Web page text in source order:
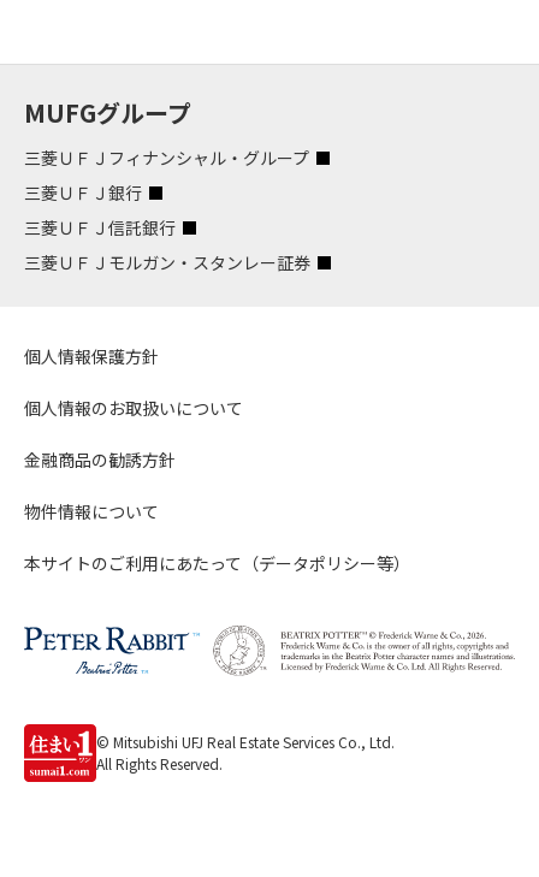
MUFGグループ
三菱ＵＦＪフィナンシャル・グループ
三菱ＵＦＪ銀行
三菱ＵＦＪ信託銀行
三菱ＵＦＪモルガン・スタンレー証券
個人情報保護方針
個人情報のお取扱いについて
金融商品の勧誘方針
物件情報について
本サイトのご利用にあたって（データポリシー等）
© Mitsubishi UFJ Real Estate Services Co., Ltd.
All Rights Reserved.